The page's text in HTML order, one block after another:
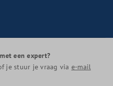
een expert?
je stuur je vraag via e-mail